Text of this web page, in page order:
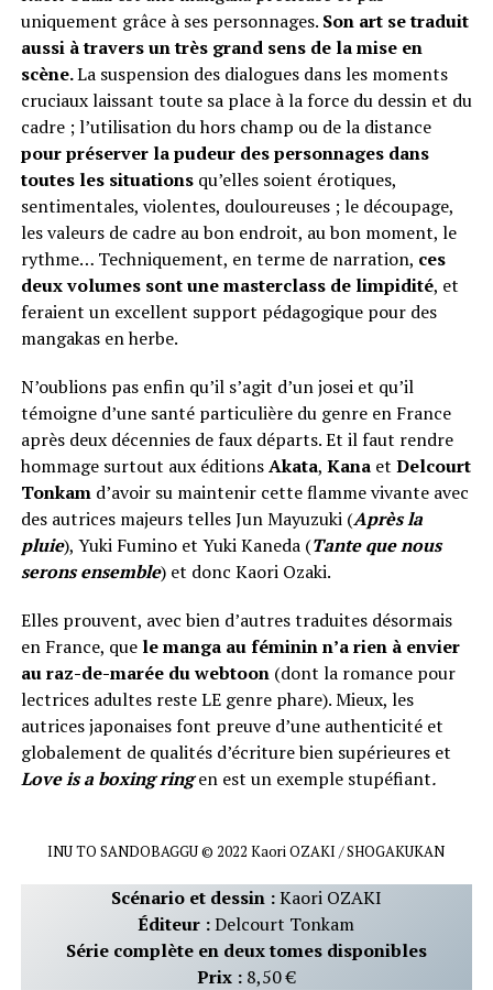
uniquement grâce à ses personnages. Son art se traduit
aussi à travers un très grand sens de la mise en
scène.La suspension des dialogues dans les moments
cruciaux laissant toute sa place à la force du dessin et du
cadre ; l’utilisation du hors champ ou de la distance
pour préserver la pudeur des personnages dans
toutes les situations qu’elles soient érotiques,
sentimentales, violentes, douloureuses ; le découpage,
les valeurs de cadre au bon endroit, au bon moment, le
rythme… Techniquement, en terme de narration, ces
deux volumes sont une masterclass de limpidité, et
feraient un excellent support pédagogique pour des
mangakas en herbe.
N’oublions pas enfin qu’il s’agit d’un josei et qu’il
témoigne d’une santé particulière du genre en France
après deux décennies de faux départs. Et il faut rendre
hommage surtout aux éditionsAkata, Kanaet Delcourt
Tonkamd’avoir su maintenir cette flamme vivante avec
des autrices majeurs telles Jun Mayuzuki (Après la
pluie), Yuki Fumino et Yuki Kaneda (Tante que nous
serons ensemble) et donc Kaori Ozaki.
Elles prouvent, avec bien d’autres traduites désormais
en France, que le manga au féminin n’a rien à envier
au raz-de-marée du webtoon(dont la romance pour
lectrices adultes reste LE genre phare). Mieux, les
autrices japonaises font preuve d’une authenticité et
globalement de qualités d’écriture bien supérieures et
Love is a boxing ring en est un exemple stupéfiant.
INU TO SANDOBAGGU © 2022 Kaori OZAKI / SHOGAKUKAN
Scénario et dessin :Kaori OZAKI
Éditeur :Delcourt Tonkam
Série complète en deux tomes disponibles
Prix :8,50 €